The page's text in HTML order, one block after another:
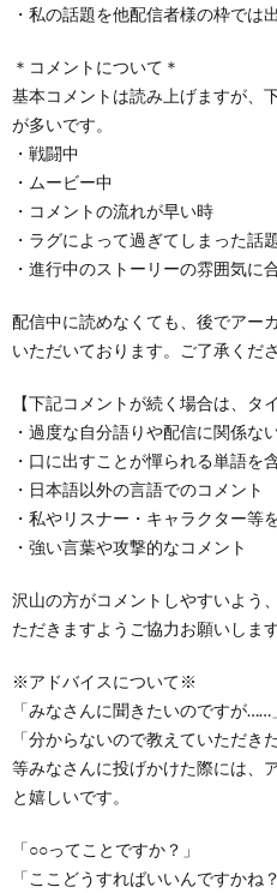
・私の話題を他配信者様の枠では
＊コメントについて＊
基本コメントは読み上げますが、
が多いです。
・戦闘中
・ムービー中
・コメントの流れが早い時
・ラグによって過ぎてしまった話
・進行中のストーリーの雰囲気に
配信中に読めなくても、後でアー
いただいております。ご了承くださ
【下記コメントが続く場合は、タ
・過度な自分語りや配信に関係な
・口に出すことが憚られる単語を
・日本語以外の言語でのコメント
・私やリスナー・キャラクター等
・強い言葉や攻撃的なコメント
沢山の方がコメントしやすいよう
ただきますようご協力お願いします
※アドバイスについて※
「みなさんに聞きたいのですが……」
「分からないので教えていただき
等みなさんに投げかけた際には、
と嬉しいです。
「○○ってことですか？」
「ここどうすればいいんですかね？